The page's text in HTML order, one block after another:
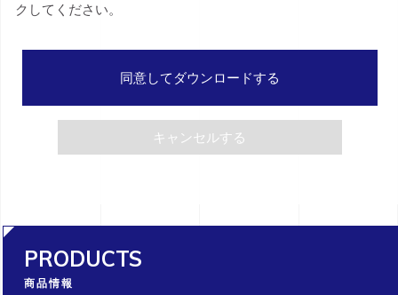
PRODUCTS
商品情報
クしてください。
同意してダウンロードする
キャンセルする